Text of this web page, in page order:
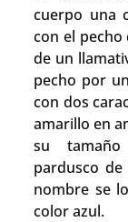
cuerpo una
con el
de un
pecho por
con dos
amarillo en
su
pardusco
nombre se
color azul.